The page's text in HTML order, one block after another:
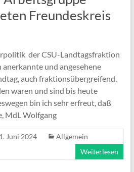
Freundeskreis
der CSU-Landtagsfraktion
und angesehene
auch fraktionsübergreifend.
waren und sind bis heute
bin ich sehr erfreut, daß
MdL Wolfgang
Juni 2024
Allgemein
Weiterlesen